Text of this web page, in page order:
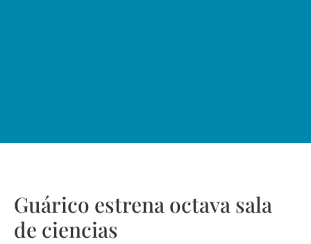
Guárico estrena octava sala
de ciencias